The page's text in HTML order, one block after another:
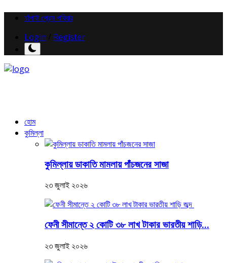
চাঁপাই প্রেস পরিবার
Login
Register
হোম
কুমিল্লা
কুমিল্লায় ডাকাতি মামলায় পাঁচজনের সাজা
২৩ জুলাই ২০২৬
ফেনী সীমান্তে ২ কোটি ৩৮ লাখ টাকার ভারতীয় শাড়ি...
২৩ জুলাই ২০২৬